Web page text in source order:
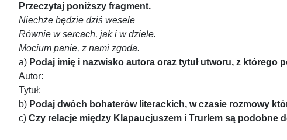
Przeczytaj poniższy fragment.
Niechże będzie dziś wesele
Równie w sercach, jak i w dziele.
Mocium panie, z nami zgoda.
a) Podaj imię i nazwisko autora oraz tytuł utworu, z którego
Autor:
Tytuł:
b) Podaj dwóch bohaterów literackich, w czasie rozmowy
c) Czy relacje między Klapaucjuszem i Trurlem są podobne